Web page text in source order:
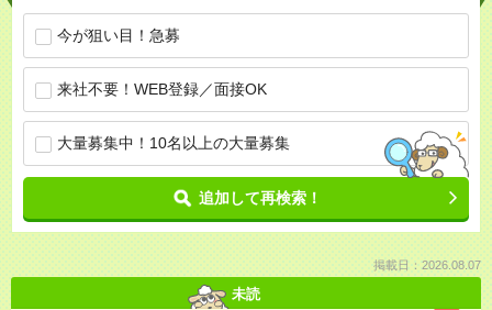
今が狙い目！急募
来社不要！WEB登録／面接OK
大量募集中！10名以上の大量募集
追加して再検索！
掲載日：2026.08.07
未読